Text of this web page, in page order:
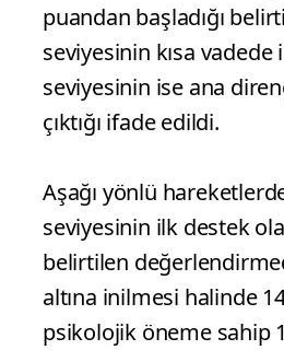
puandan başladığı
seviyesinin kısa vadede
seviyesinin ise ana
çıktığı ifade edildi.
Aşağı yönlü
seviyesinin ilk destek
belirtilen
altına inilmesi halinde
psikolojik öneme sahip